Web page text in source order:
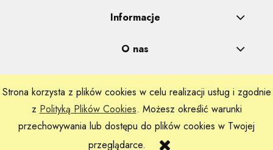
Strona korzysta z plików cookies w celu realizacji usług i zgodnie
z Polityką Plików Cookies. Możesz określić warunki
przechowywania lub dostępu do plików cookies w Twojej
przeglądarce.
Informacje
O nas
Realizacje: Dpl Agency -Szablony Shoper